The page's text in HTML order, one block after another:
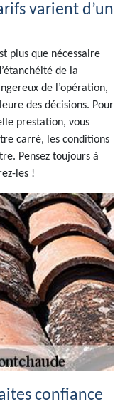
varient d’un
plus que nécessaire
de la
de l’opération,
des décisions. Pour
prestation, vous
carré, les conditions
Pensez toujours à
les !
confiance